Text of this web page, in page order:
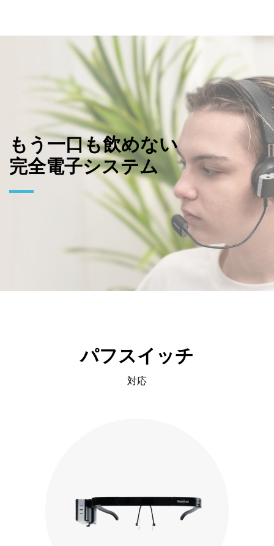
もう一口も飲めない
完全電子システム
パフスイッチ
対応